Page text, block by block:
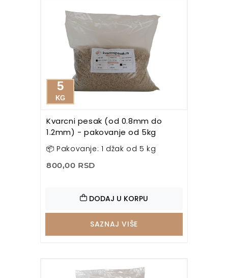
5
KG
Kvarcni pesak (od 0.8mm do
1.2mm) - pakovanje od 5kg
📦 Pakovanje: 1 džak od 5 kg
800,00 RSD
DODAJ U KORPU
SAZNAJ VIŠE